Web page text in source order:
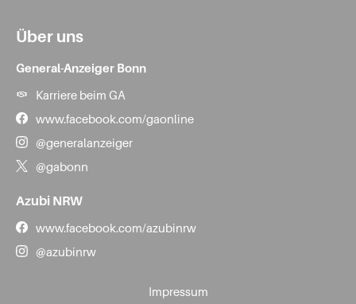
Über uns
General-Anzeiger Bonn
Karriere beim GA
www.facebook.com/gaonline
@generalanzeiger
@gabonn
Azubi NRW
www.facebook.com/azubinrw
@azubinrw
Impressum